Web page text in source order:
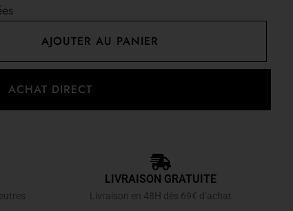
AJOUTER AU PANIER
ACHAT DIRECT
LIVRAISON GRATUITE
Livraison en 48H dès 69€ d’achat